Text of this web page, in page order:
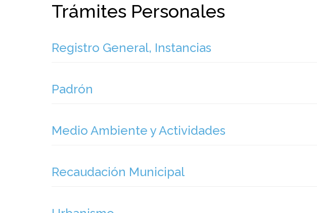
Trámites Personales
Registro General, Instancias
Padrón
Medio Ambiente y Actividades
Recaudación Municipal